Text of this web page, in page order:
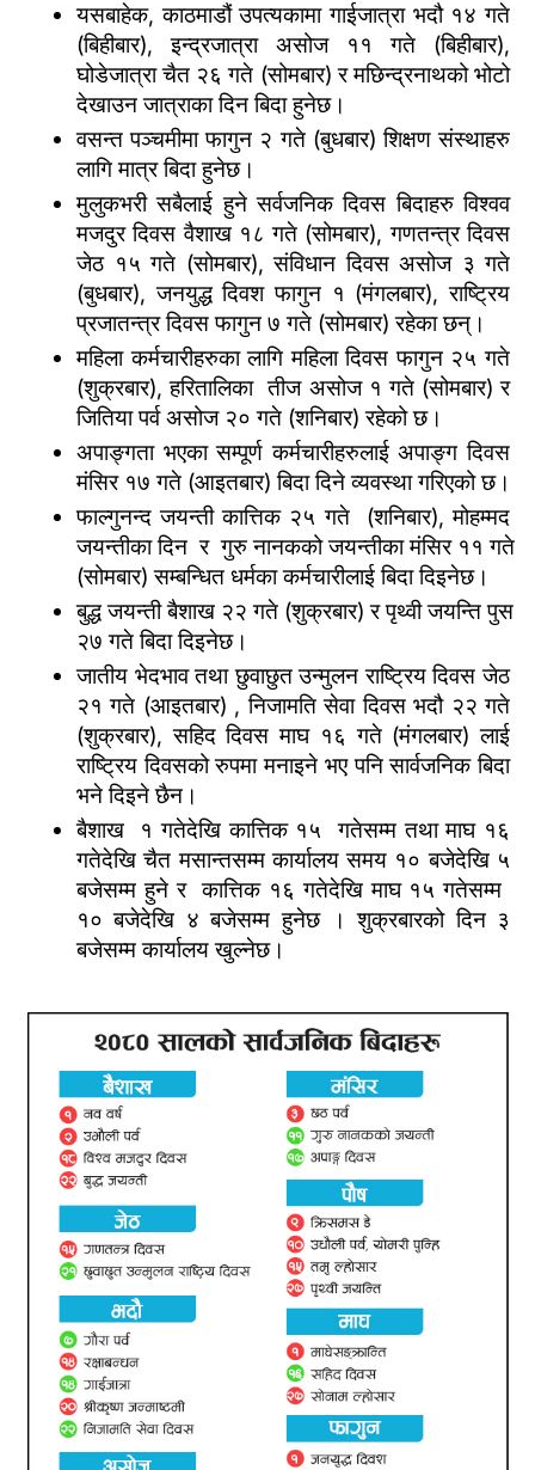
यसबाहेक, काठमाडौं उपत्यकामा गाईजात्रा भदौ १४ गते
(बिहीबार), इन्द्रजात्रा असोज ११ गते (बिहीबार),
घोडेजात्रा चैत २६ गते (सोमबार) र मछिन्द्रनाथको भोटो
देखाउन जात्राका दिन बिदा हुनेछ।
वसन्त पञ्चमीमा फागुन २ गते (बुधबार) शिक्षण संस्थाहरु
लागि मात्र बिदा हुनेछ।
मुलुकभरी सबैलाई हुने सर्वजनिक दिवस बिदाहरु विश्वव
मजदुर दिवस वैशाख १८ गते (सोमबार), गणतन्त्र दिवस
जेठ १५ गते (सोमबार), संविधान दिवस असोज ३ गते
(बुधबार), जनयुद्ध दिवश फागुन १ (मंगलबार), राष्ट्रिय
प्रजातन्त्र दिवस फागुन ७ गते (सोमबार) रहेका छन्।
महिला कर्मचारीहरुका लागि महिला दिवस फागुन २५ गते
(शुक्रबार), हरितालिका  तीज असोज १ गते (सोमबार) र
जितिया पर्व असोज २० गते (शनिबार) रहेको छ।
अपाङ्गता भएका सम्पूर्ण कर्मचारीहरुलाई अपाङ्ग दिवस
मंसिर १७ गते (आइतबार) बिदा दिने व्यवस्था गरिएको छ।
फाल्गुनन्द जयन्ती कात्तिक २५ गते  (शनिबार), मोहम्मद
जयन्तीका दिन  र  गुरु नानकको जयन्तीका मंसिर ११ गते
(सोमबार) सम्बन्धित धर्मका कर्मचारीलाई बिदा दिइनेछ।
बुद्ध जयन्ती बैशाख २२ गते (शुक्रबार) र पृथ्वी जयन्ति पुस
२७ गते बिदा दिइनेछ।
जातीय भेदभाव तथा छुवाछुत उन्मुलन राष्ट्रिय दिवस जेठ
२१ गते (आइतबार) , निजामति सेवा दिवस भदौ २२ गते
(शुक्रबार), सहिद दिवस माघ १६ गते (मंगलबार) लाई
राष्ट्रिय दिवसको रुपमा मनाइने भए पनि सार्वजनिक बिदा
भने दिइने छैन।
बैशाख  १ गतेदेखि कात्तिक १५  गतेसम्म तथा माघ १६
गतेदेखि चैत मसान्तसम्म कार्यालय समय १० बजेदेखि ५
बजेसम्म हुने र  कात्तिक १६ गतेदेखि माघ १५ गतेसम्म
१० बजेदेखि ४ बजेसम्म हुनेछ । शुक्रबारको दिन ३
बजेसम्म कार्यालय खुल्नेछ।